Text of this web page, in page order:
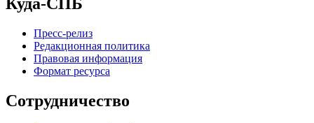
Куда-СПБ
Пресс-релиз
Редакционная политика
Правовая информация
Формат ресурса
Сотрудничество